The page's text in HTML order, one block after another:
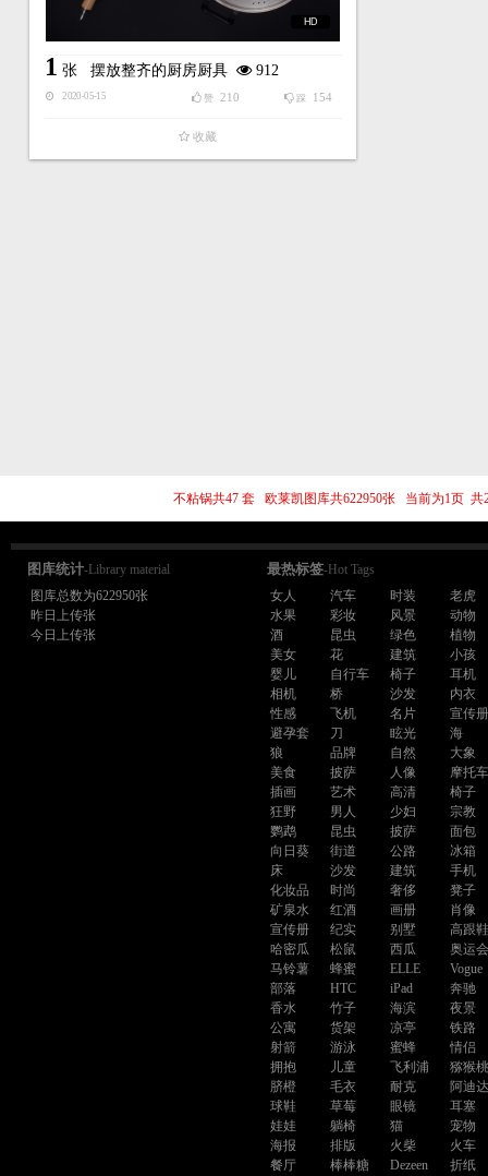
HD
1 张 摆放整齐的厨房厨具 912
2020-05-15 踩 154
赞 210
收藏
不粘锅共47 套 欧莱凯图库共622950张 当前为1页
图库统计-Library material
图库总数为622950张
昨日上传张
今日上传张
最热标签-Hot Tags
女人
汽车 时装
老虎
水果
彩妆 风景
动物
酒
昆虫 绿色
植物
美女
花 建筑
小孩
婴儿
自行车 椅子
耳机
相机
桥 沙发
内衣
性感
飞机 名片
宣传册
避孕套
刀 眩光
海
狼
品牌 自然
大象
美食
披萨 人像
摩托车
插画
艺术 高清
椅子
狂野
男人 少妇
宗教
鹦鹉
昆虫 披萨
面包
向日葵
街道 公路
冰箱
床
沙发 建筑
手机
化妆品
时尚 奢侈
凳子
矿泉水
红酒 画册
肖像
宣传册
纪实 别墅
高跟鞋
哈密瓜
松鼠 西瓜
奥运会
马铃薯
蜂蜜 ELLE
Vogue
部落
HTC iPad
奔驰
香水
竹子 海滨
夜景
公寓
货架 凉亭
铁路
射箭
游泳 蜜蜂
情侣
拥抱
儿童 飞利浦
猕猴桃
脐橙
毛衣 耐克
阿迪
球鞋
草莓 眼镜
耳塞
娃娃
躺椅 猫
宠物
海报
排版 火柴
火车
餐厅
棒棒糖 Dezeen
折纸